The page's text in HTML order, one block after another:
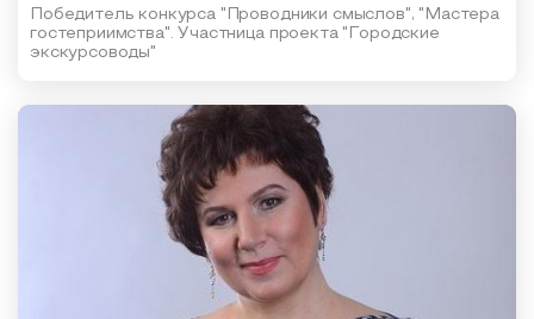
Победитель конкурса "Проводники смыслов", "Мастера
гостеприимства". Участница проекта "Городские
экскурсоводы"